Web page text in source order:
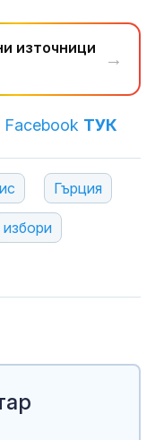
източници
→
Facebook ТУК
Гърция
избори